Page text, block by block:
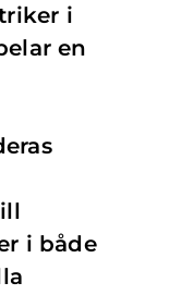
i
en
i både